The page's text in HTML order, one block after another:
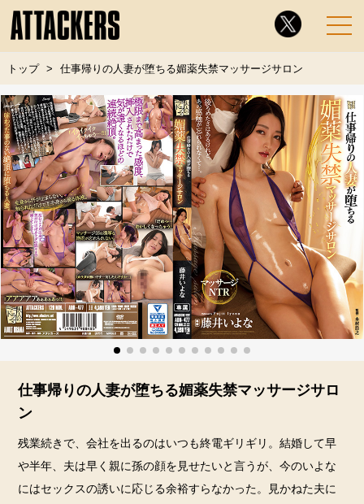
トップ 仕事帰りの人妻が堕ちる媚薬失禁マッサージサロン
仕事帰りの人妻が堕ちる媚薬失禁マッサージサロ
ン
残業続きで、会社を出るのはいつも終電ギリギリ。結婚して早
や半年、夫は早く親に孫の顔を見せたいと言うが、今のいよな
にはセックスの誘いに応じる余裕すらなかった。見かねた夫に